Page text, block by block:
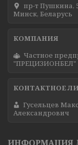
пр-т Пушкина,
Минск, Беларусь
Частное
"ПРЕЦИЗИОНБЕЛ"
Гусельцев
Александрович